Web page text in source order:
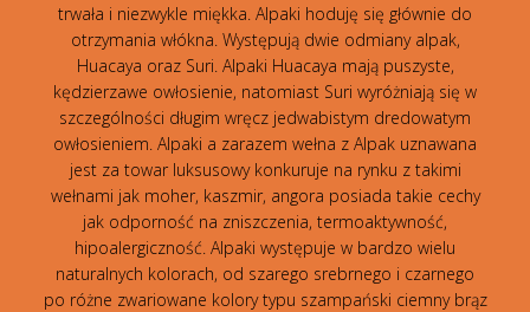
trwała i niezwykle miękka. Alpaki hoduję się głównie do
otrzymania włókna. Występują dwie odmiany alpak,
Huacaya oraz Suri. Alpaki Huacaya mają puszyste,
kędzierzawe owłosienie, natomiast Suri wyróżniają się w
szczególności długim wręcz jedwabistym dredowatym
owłosieniem. Alpaki a zarazem wełna z Alpak uznawana
jest za towar luksusowy konkuruje na rynku z takimi
wełnami jak moher, kaszmir, angora posiada takie cechy
jak odporność na zniszczenia, termoaktywność,
hipoalergiczność. Alpaki występuje w bardzo wielu
naturalnych kolorach, od szarego srebrnego i czarnego
po różne zwariowane kolory typu szampański ciemny brąz